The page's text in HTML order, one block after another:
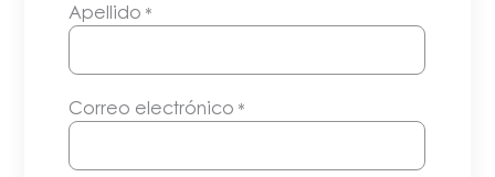
Apellido *
Correo electrónico *